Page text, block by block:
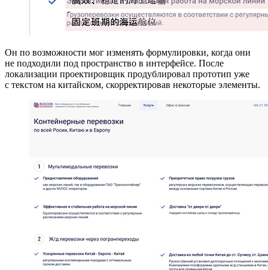
Он по возможности мог изменять формулировки, когда они
не подходили под пространство в интерфейсе. После
локализации проектировщик продублировал прототип уже
с текстом на китайском, скорректировав некоторые элементы.